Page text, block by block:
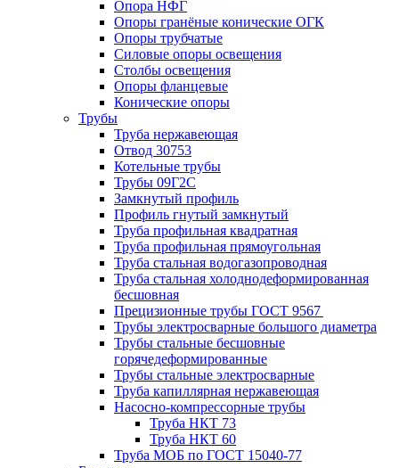
Опора НФГ
Опоры гранёные конические ОГК
Опоры трубчатые
Силовые опоры освещения
Столбы освещения
Опоры фланцевые
Конические опоры
Трубы
Труба нержавеющая
Отвод 30753
Котельные трубы
Трубы 09Г2С
Замкнутый профиль
Профиль гнутый замкнутый
Труба профильная квадратная
Труба профильная прямоугольная
Труба стальная водогазопроводная
Труба стальная холоднодеформированная
бесшовная
Прецизионные трубы ГОСТ 9567
Трубы электросварные большого диаметра
Трубы стальные бесшовные
горячедеформированные
Трубы стальные электросварные
Труба капиллярная нержавеющая
Насосно-компрессорные трубы
Труба НКТ 73
Труба НКТ 60
Труба МОБ по ГОСТ 15040-77